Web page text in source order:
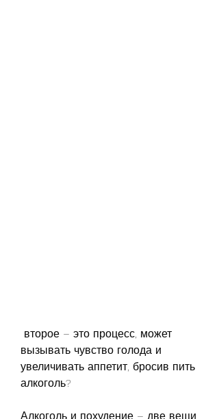
вызывать чувство голода и
увеличивать аппетит, бросив пить
алкоголь?
Алкоголь и похудение – две вещи,